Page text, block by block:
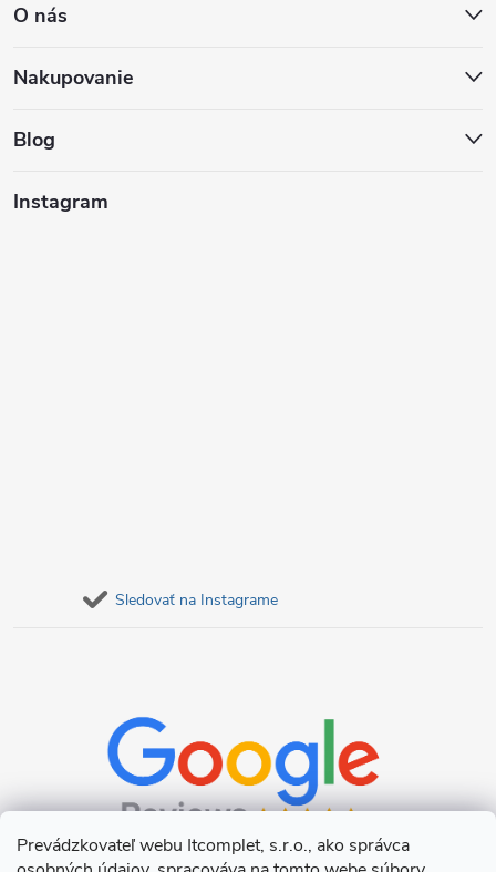
Prevádzkovateľ webu Itcomplet, s.r.o., ako správca
p
ä
O nás
Nakupovanie
Blog
Instagram
Sledovať na Instagrame